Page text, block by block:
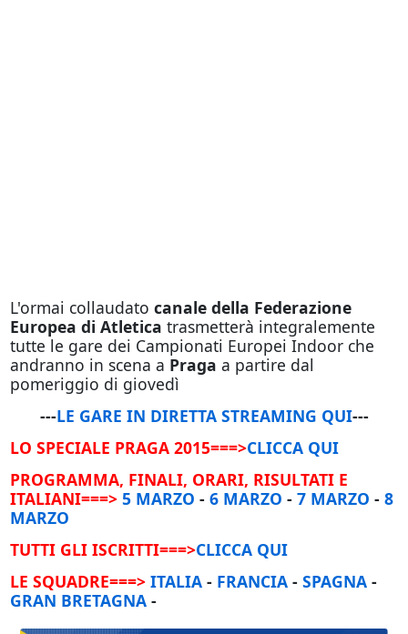
L'ormai collaudato canale della Federazione
Europea di Atletica trasmetterà integralemente
tutte le gare dei Campionati Europei Indoor che
andranno in scena a Praga a partire dal
pomeriggio di giovedì
---LE GARE IN DIRETTA STREAMING QUI---
LO SPECIALE PRAGA 2015===>CLICCA QUI
PROGRAMMA, FINALI, ORARI, RISULTATI E
ITALIANI===> 5 MARZO - 6 MARZO - 7 MARZO - 8
MARZO
TUTTI GLI ISCRITTI===>CLICCA QUI
LE SQUADRE===> ITALIA- FRANCIA- SPAGNA-
GRAN BRETAGNA-